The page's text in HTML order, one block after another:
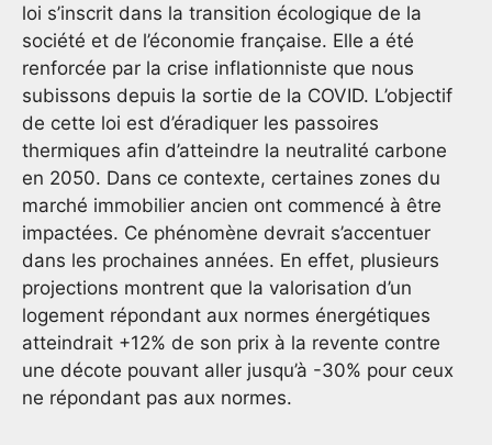
loi s’inscrit dans la transition écologique de la
société et de l’économie française. Elle a été
renforcée par la crise inflationniste que nous
subissons depuis la sortie de la COVID. L’objectif
de cette loi est d’éradiquer les passoires
thermiques afin d’atteindre la neutralité carbone
en 2050. Dans ce contexte, certaines zones du
marché immobilier ancien ont commencé à être
impactées. Ce phénomène devrait s’accentuer
dans les prochaines années. En effet, plusieurs
projections montrent que la valorisation d’un
logement répondant aux normes énergétiques
atteindrait +12% de son prix à la revente contre
une décote pouvant aller jusqu’à -30% pour ceux
ne répondant pas aux normes.